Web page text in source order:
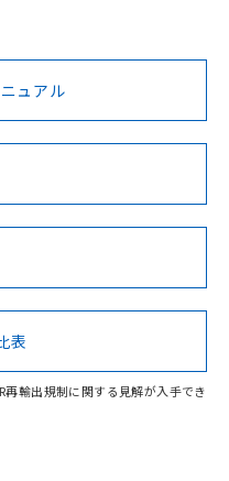
く前に、以下を必ずお読
Cd Cr(VI)
性があります。
BV型式承認
（フランス
KR型式
（韓国
No No
格認証/適合状況ページへ
ージからご検索ください
ュアル
表
輸出規制に関する見解が入手でき